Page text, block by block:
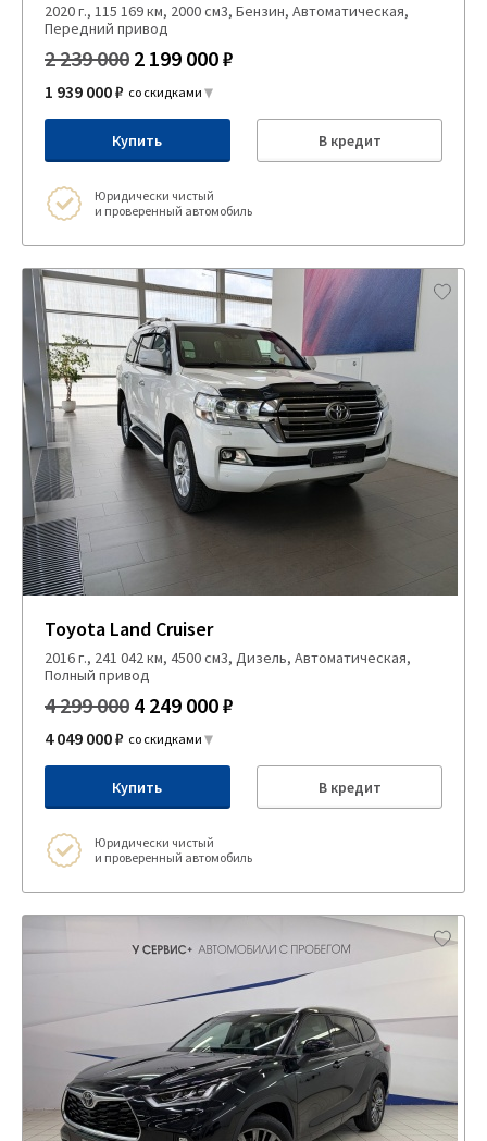
2020 г., 115 169 км, 2000 см3, Бензин, Автоматическая,
Передний привод
2 239 000 2 199 000 ₽
1 939 000 ₽ со скидками
Купить В кредит
Юридически чистый
и проверенный автомобиль
Toyota Land Cruiser
2016 г., 241 042 км, 4500 см3, Дизель, Автоматическая,
Полный привод
4 299 000 4 249 000 ₽
4 049 000 ₽ со скидками
Купить В кредит
Юридически чистый
и проверенный автомобиль